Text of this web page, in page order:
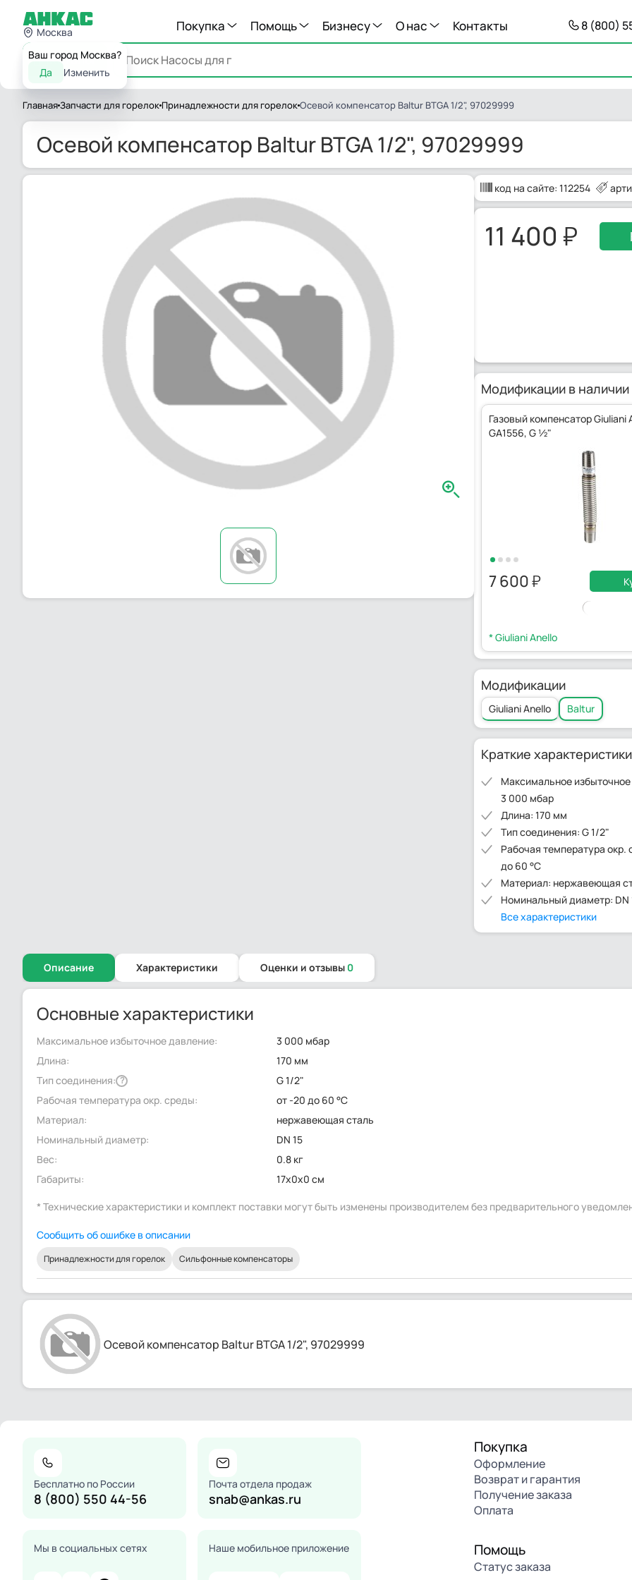
Москва
Ваш город Москва?
Да
Изменить
Покупка Помощь Бизнесу О нас Контакты 8 (800)
Каталог
ГлавнаяЗапчасти для горелок Принадлежности для горелокОсевой компенсатор Baltur BTGA 1/2", 97029999
Осевой компенсатор Baltur BTGA 1/2", 97029999
код на сайте: 112254
11 400
Модификации в наличии
Газовый компенсатор Giuliani
GA1556, G ½"
7 600
* Giuliani Anello
Модификации
Giuliani Anello Baltur
Краткие характеристики
Максимальное
3 000 мбар
Длина: 170 мм
Тип соединения: G 1/2"
Рабочая температура окр.
до 60 °C
Материал: нержавеющая
Номинальный диаметр: DN
Все характеристики
Описание Характеристики Оценки и отзывы 0
Основные характеристики
Максимальное избыточное давление:
3 000 мбар
Длина:
170 мм
Тип соединения: ?
G 1/2"
Рабочая температура окр. среды:
от -20 до 60 °C
Материал:
нержавеющая сталь
Номинальный диаметр:
DN 15
Вес:
0.8 кг
Габариты:
17x0x0 см
* Технические характеристики и комплект поставки могут быть изменены производителем без предварительного
Сообщить об ошибке в описании
Принадлежности для горелок Сильфонные компенсаторы
Осевой компенсатор Baltur BTGA 1/2", 97029999
Бесплатно по России
8 (800) 550 44-56
Почта отдела продаж
snab@ankas.ru
Мы в социальных сетях Наше мобильное приложение
Покупка
Оформление
Возврат и гарантия
Получение заказа
Оплата
Помощь
Статус заказа